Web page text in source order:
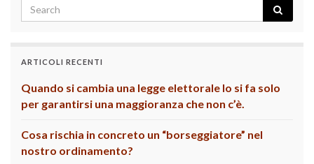
ARTICOLI RECENTI
Quando si cambia una legge elettorale lo si fa solo
per garantirsi una maggioranza che non c’è.
Cosa rischia in concreto un “borseggiatore” nel
nostro ordinamento?